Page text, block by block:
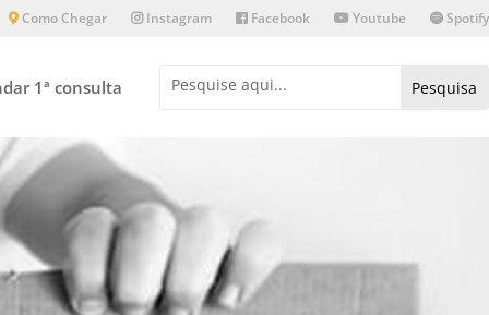
Como Chegar Instagram Facebook Youtube Spotify
1ª consulta